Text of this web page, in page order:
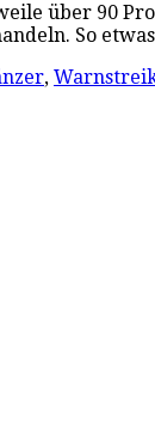
über 90
So
,